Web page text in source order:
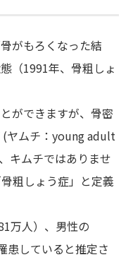
がもろくなった結
（1991年、骨粗しょ
ができますが、骨密
(ヤムチ：young adult
キムチではありませ
粗しょう症」と定義
万人）、男性の
患していると推定さ